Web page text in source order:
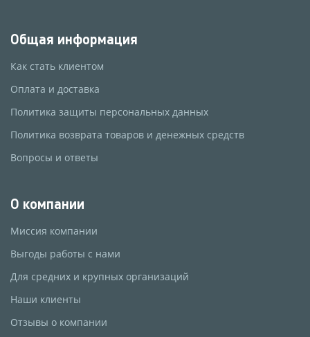
Общая информация
Как стать клиентом
Оплата и доставка
Политика защиты персональных данных
Политика возврата товаров и денежных средств
Вопросы и ответы
О компании
Миссия компании
Выгоды работы с нами
Для средних и крупных организаций
Наши клиенты
Отзывы о компании